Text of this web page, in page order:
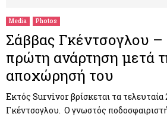
Media Photos
Σάββας Γκέντσογλου
πρώτη ανάρτηση μετά
αποχώρησή του
Εκτός Survivor βρίσκεται τα
Γκέντσογλου. Ο γνωστός